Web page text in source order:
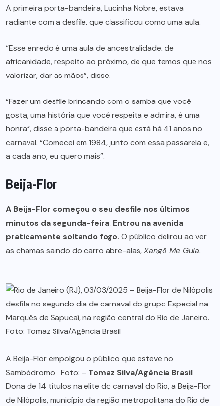
A primeira porta-bandeira, Lucinha Nobre, estava
radiante com a desfile, que classificou como uma aula.
“Esse enredo é uma aula de ancestralidade, de
africanidade, respeito ao próximo, de que temos que nos
valorizar, dar as mãos”, disse.
“Fazer um desfile brincando com o samba que você
gosta, uma história que você respeita e admira, é uma
honra”, disse a porta-bandeira que está há 41 anos no
carnaval. “Comecei em 1984, junto com essa passarela e,
a cada ano, eu quero mais”.
Beija-Flor
A Beija-Flor começou o seu desfile nos últimos
minutos da segunda-feira. Entrou na avenida
praticamente soltando fogo. O público delirou ao ver
as chamas saindo do carro abre-alas,Xangô Me Guia.
A Beija-Flor empolgou o público que esteve no
Sambódromo Foto: – Tomaz Silva/Agência Brasil
Dona de 14 títulos na elite do carnaval do Rio, a Beija-Flor
de Nilópolis, município da região metropolitana do Rio de